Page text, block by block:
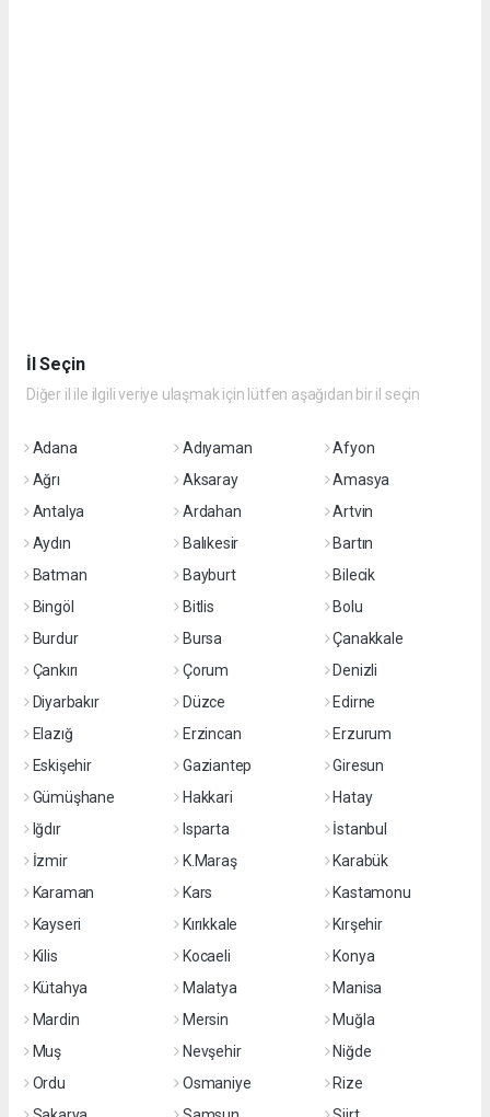
İl Seçin
Diğer il ile ilgili veriye ulaşmak için lütfen aşağıdan bir il seçin
Adana Adıyaman
Afyon
Ağrı
Aksaray
Amasya
Antalya
Ardahan
Artvin
Aydın
Balıkesir
Bartın
Batman
Bayburt
Bilecik
Bingöl
Bitlis
Bolu
Burdur
Bursa
Çanakkale
Çankırı
Çorum
Denizli
Diyarbakır
Düzce
Edirne
Elazığ
Erzincan
Erzurum
Eskişehir
Gaziantep
Giresun
Gümüşhane
Hakkari
Hatay
Iğdır
Isparta
İstanbul
İzmir
K.Maraş
Karabük
Karaman
Kars
Kastamonu
Kayseri
Kırıkkale
Kırşehir
Kilis
Kocaeli
Konya
Kütahya
Malatya
Manisa
Mardin
Mersin
Muğla
Muş
Nevşehir
Niğde
Ordu
Osmaniye
Rize